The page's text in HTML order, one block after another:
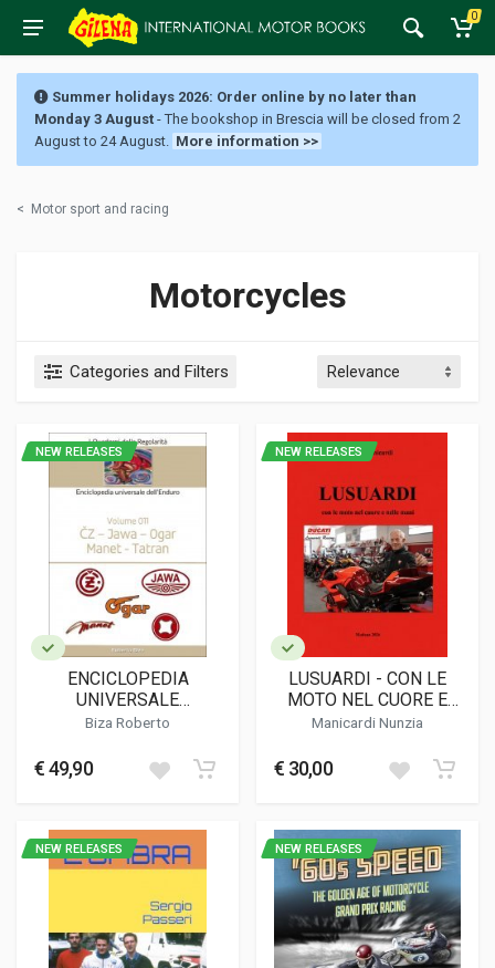
0
Summer holidays 2026: Order online by no later than
Monday 3 August - The bookshop in Brescia will be closed from 2
August to 24 August. More information >>
< Motor sport and racing
Motorcycles
Categories and Filters
NEW RELEASES
ENCICLOPEDIA
UNIVERSALE
DELL'ENDURO VOLUME
Biza Roberto
€ 49,90
NEW RELEASES
LUSUARDI - CON LE
MOTO NEL CUORE E
NELLE MANI
Manicardi Nunzia
€ 30,00
NEW RELEASES NEW RELEASES